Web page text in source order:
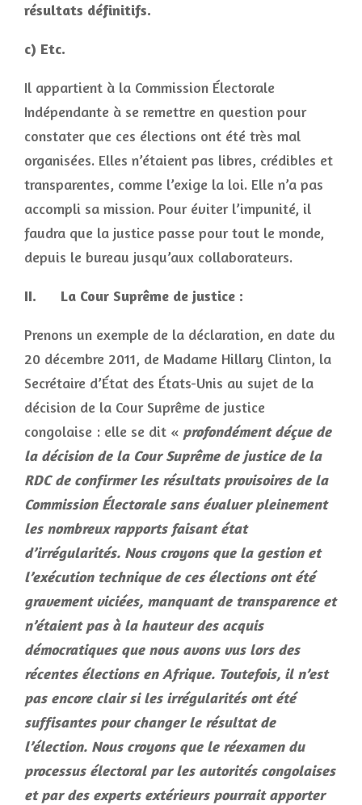
résultats définitifs.
c) Etc.
Il appartient à la Commission Électorale
Indépendante à se remettre en question pour
constater que ces élections ont été très mal
organisées. Elles n’étaient pas libres, crédibles et
transparentes, comme l’exige la loi. Elle n’a pas
accompli sa mission. Pour éviter l’impunité, il
faudra que la justice passe pour tout le monde,
depuis le bureau jusqu’aux collaborateurs.
II. La Cour Suprême de justice :
Prenons un exemple de la déclaration, en date du
20 décembre 2011, de Madame Hillary Clinton, la
Secrétaire d’État des États-Unis au sujet de la
décision de la Cour Suprême de justice
congolaise : elle se dit « profondément déçue de
la décision de la Cour Suprême de justice de la
RDC de confirmer les résultats provisoires de la
Commission Électorale sans évaluer pleinement
les nombreux rapports faisant état
d’irrégularités. Nous croyons que la gestion et
l’exécution technique de ces élections ont été
gravement viciées, manquant de transparence et
n’étaient pas à la hauteur des acquis
démocratiques que nous avons vus lors des
récentes élections en Afrique. Toutefois, il n’est
pas encore clair si les irrégularités ont été
suffisantes pour changer le résultat de
l’élection. Nous croyons que le réexamen du
processus électoral par les autorités congolaises
et par des experts extérieurs pourrait apporter